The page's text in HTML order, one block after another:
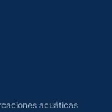
acuáticas